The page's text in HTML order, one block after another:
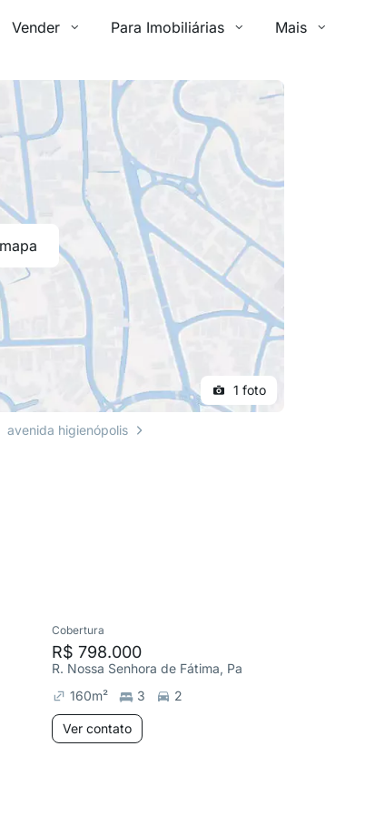
Vender Para Imobiliárias Mais
1 foto
avenida higienópolis
Cobertura
R$ 798.000
R. Nossa Senhora de Fátima, Paraíso
160m² 3 2
Ver contato